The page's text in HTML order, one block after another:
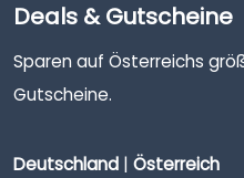
Deals & Gutscheine
Sparen auf Österreichs
Gutscheine.
Deutschland | Österreich